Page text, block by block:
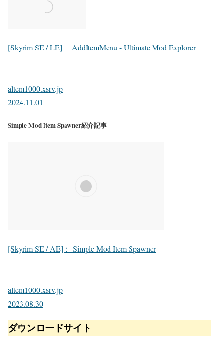
[Skyrim SE / LE]： AddItemMenu - Ultimate Mod Explorer
altem1000.xsrv.jp
2024.11.01
Simple Mod Item Spawner紹介記事
[Skyrim SE / AE]： Simple Mod Item Spawner
altem1000.xsrv.jp
2023.08.30
ダウンロードサイト